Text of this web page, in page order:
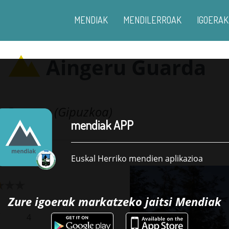
MENDIAK MENDILERROAK IGOERAK
mendiak APP
Euskal Herriko mendien aplikazioa
Zure igoerak markatzeko jaitsi Mendiak
Aingeru Guarda
Bergara (Gipuzkoa)